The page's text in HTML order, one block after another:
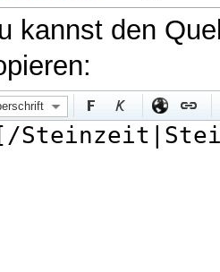
kannst den